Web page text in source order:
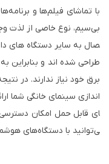
با تماشای فیلم‌ها و
بی‌سیم، نوع خاصی از لذت
صال به سایر دستگاه های
طراحی شده اند و بنابراین
برق خود نیاز ندارند. در
اندازی سینمای خانگی شما
ای قابل حمل امکان
ی‌توانید با دستگاه‌های